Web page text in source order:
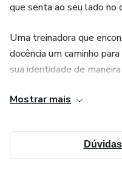
que senta ao seu lado no
Uma treinadora que
docência um caminho
sua identidade de
centro da vontade de Deus.
Mostrar mais